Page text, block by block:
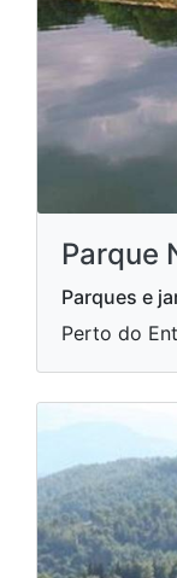
Parque
Parques e
Perto do